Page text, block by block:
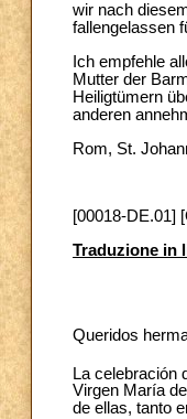
wir nach
fallengelassen
Ich empfehle
Mutter der
Heiligtümern
anderen
Rom, St.
[00018-DE.01]
Traduzione in
Queridos
La celebración
Virgen María
de ellas, tanto